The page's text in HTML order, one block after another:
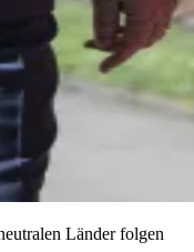
Länder folgen